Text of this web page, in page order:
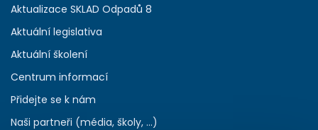
Aktualizace SKLAD Odpadů 8
Aktuální legislativa
Aktuální školení
Centrum informací
Přidejte se k nám
Naši partneři (média, školy, ...)